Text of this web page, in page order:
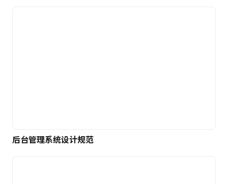
后台管理系统设计规范